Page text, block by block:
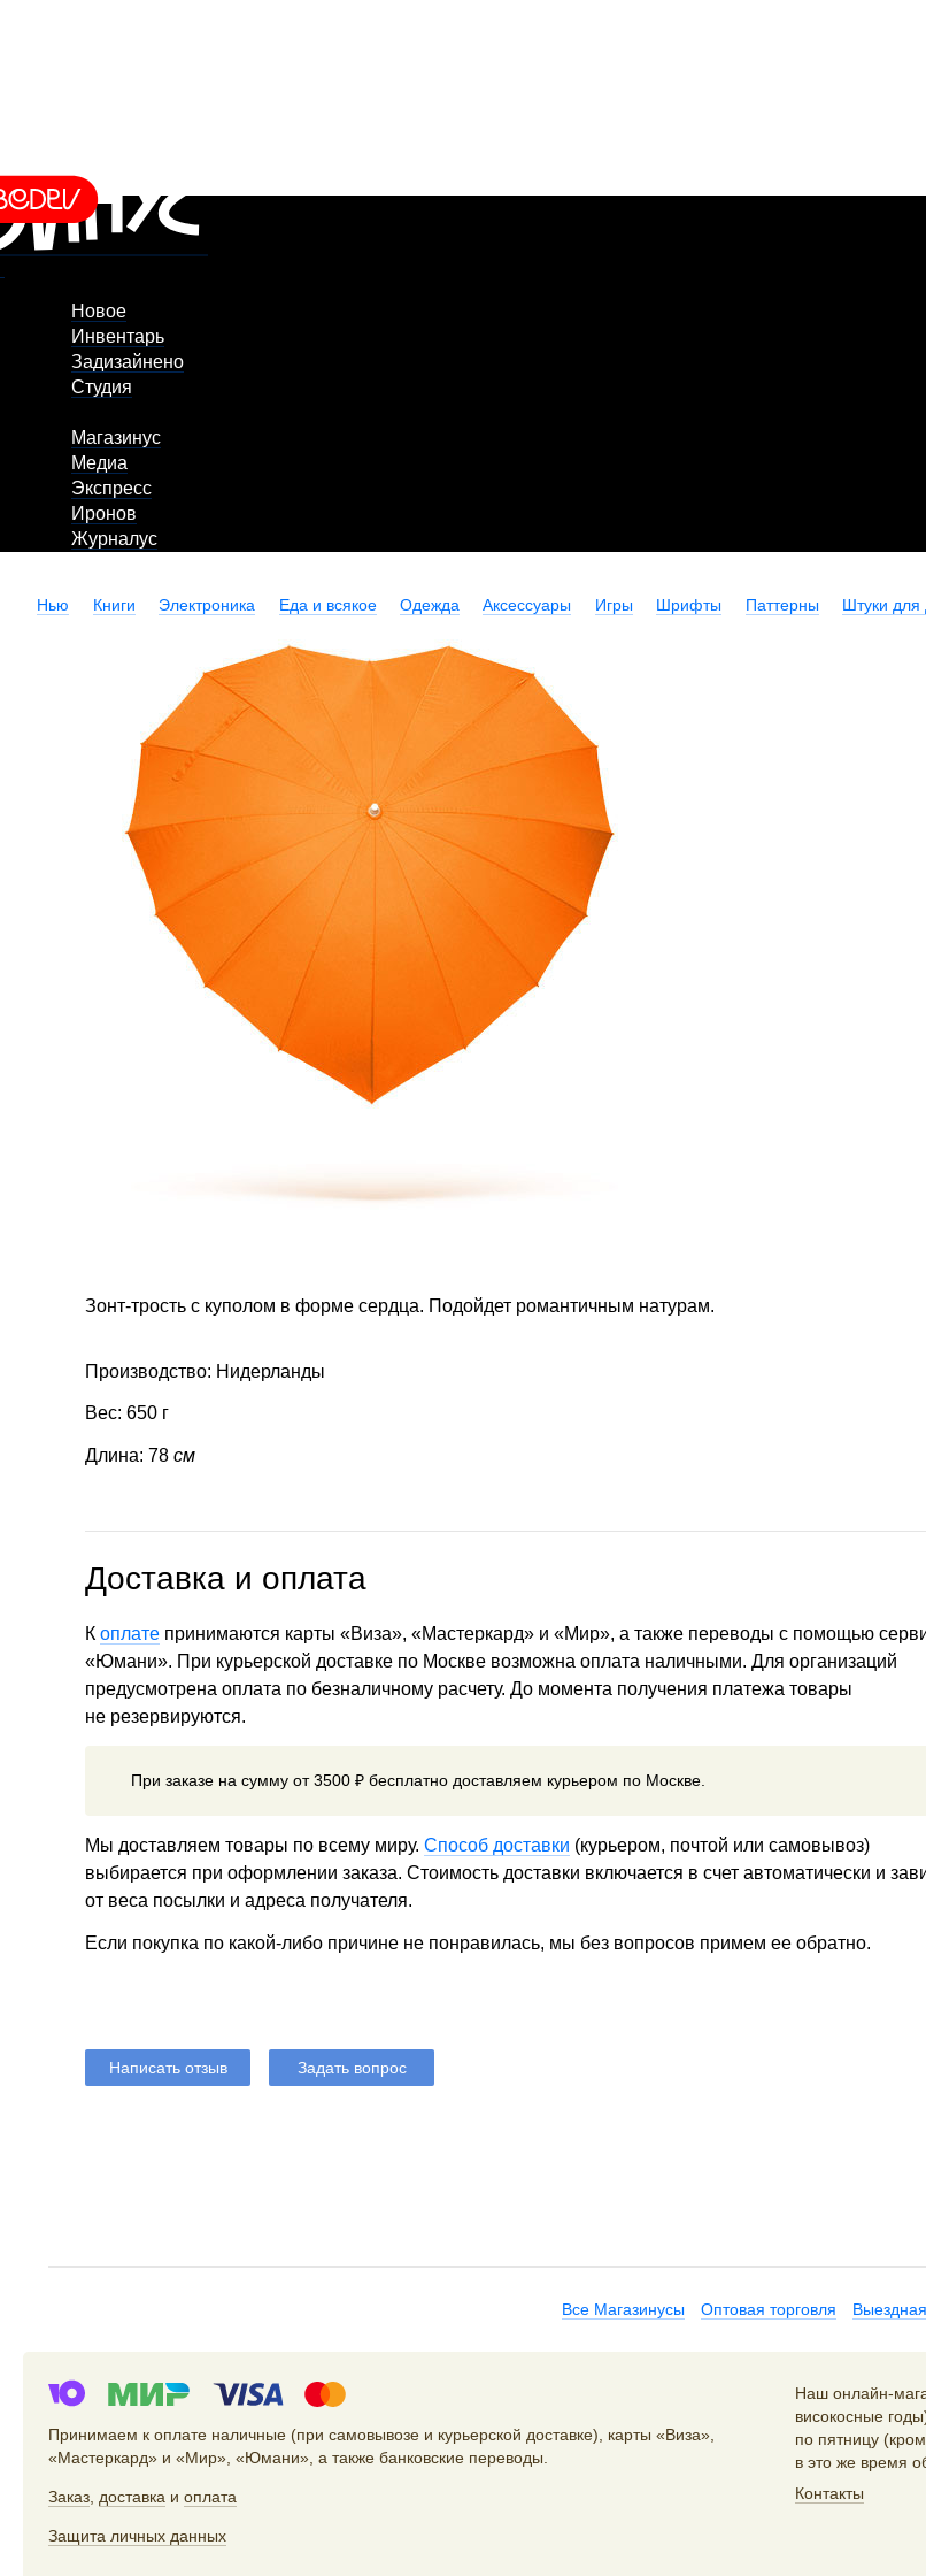
Новое
Инвентарь
Задизайнено
Студия
Магазинус
Медиа
Экспресс
Иронов
Журналус
Нью Книги Электроника Еда и всякое Одежда Аксессуары Игры Шрифты Паттерны Штуки для
Зонт-трость с куполом в форме сердца. Подойдет романтичным натурам.
Производство: Нидерланды
Вес: 650 г
Длина: 78 см
Доставка и оплата
К оплате принимаются карты «Виза», «Мастеркард» и «Мир», а также переводы с помощью
«Юмани». При курьерской доставке по Москве возможна оплата наличными. Для организаций
предусмотрена оплата по безналичному расчету. До момента получения платежа товары
не резервируются.
При заказе на сумму от 3500 ₽ бесплатно доставляем курьером по Москве.
Мы доставляем товары по всему миру. Способ доставки (курьером, почтой или самовывоз)
выбирается при оформлении заказа. Стоимость доставки включается в счет автоматически и
от веса посылки и адреса получателя.
Если покупка по какой-либо причине не понравилась, мы без вопросов примем ее обратно.
Написать отзыв Задать вопрос
Все Магазинусы Оптовая торговля
Принимаем к оплате наличные (при самовывозе и курьерской доставке), карты «Виза»,
«Мастеркард» и «Мир», «Юмани», а также банковские переводы.
Заказ доставка и оплата
Защита личных данных
Наш онлайн-
високосные
по пятницу
в это же время
Контакты